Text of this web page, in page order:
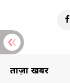
ताज़ा खबरें